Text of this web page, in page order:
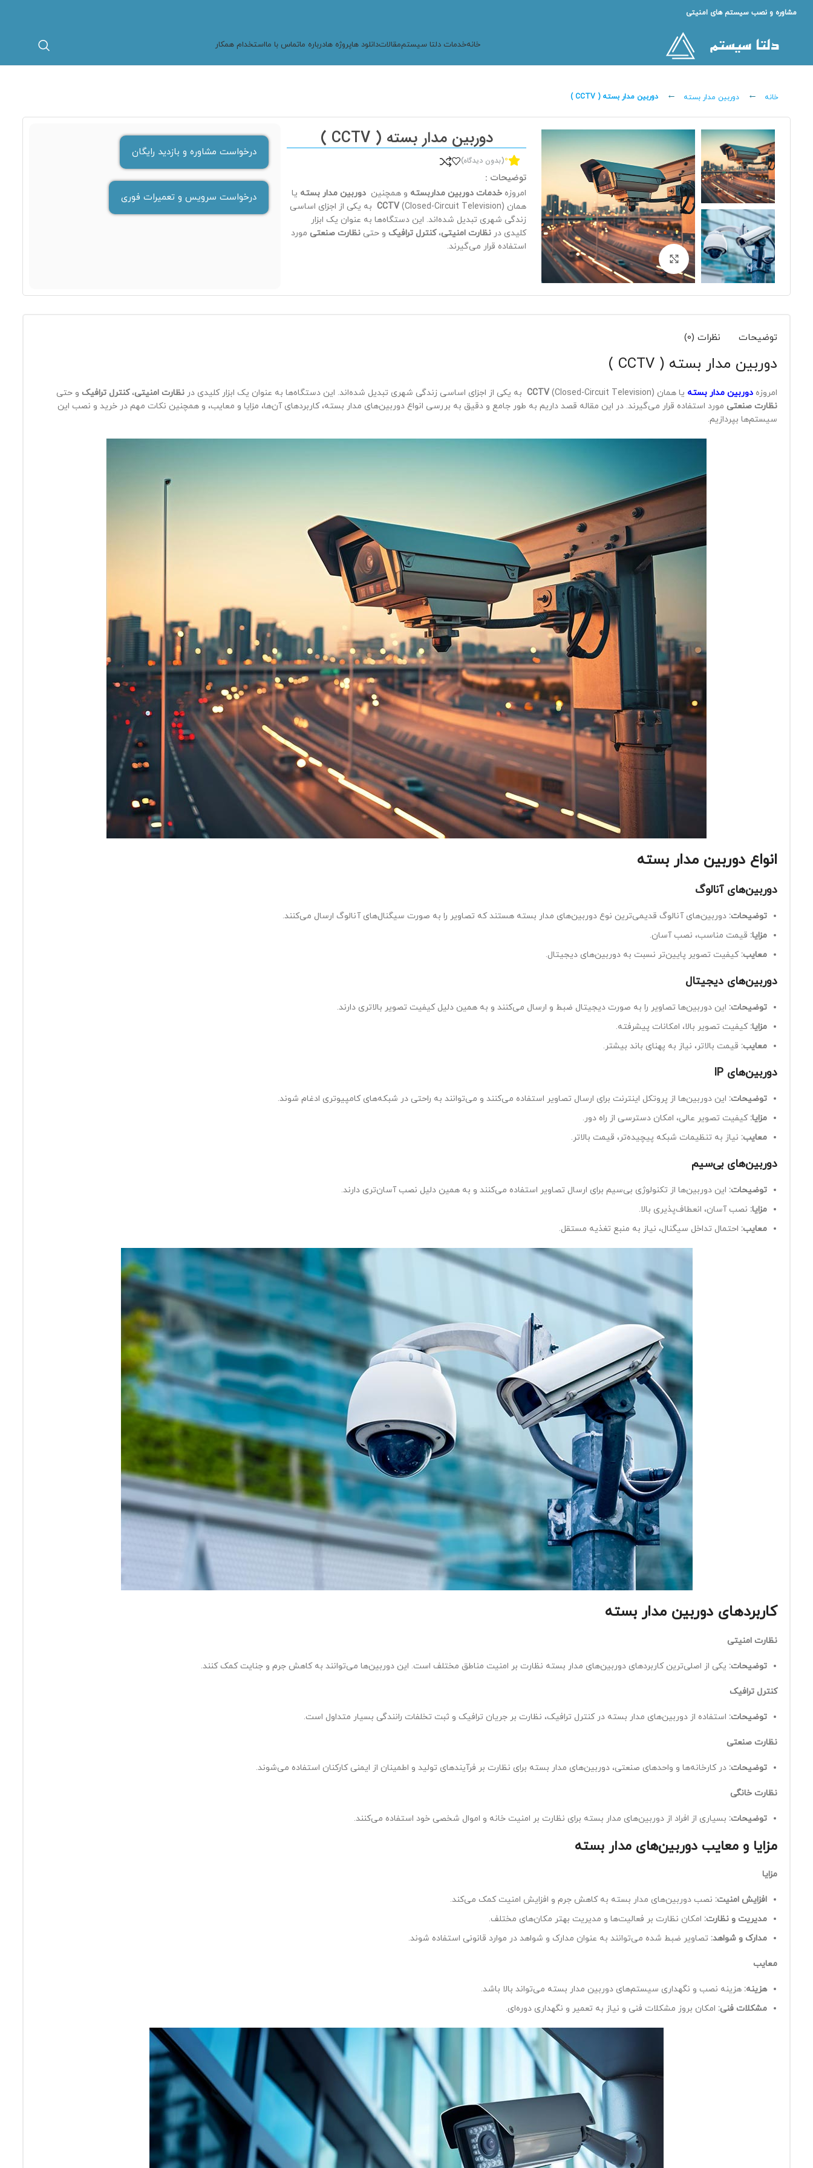
مشاوره و نصب سیستم های امنیتی
خانهخدمات دلتا سیستممقالاتدانلود هاپروژه هادرباره ماتماس با مااستخدام همکار
خانه دوربین مدار بسته دوربین مدار بسته ( CCTV )
برای بزرگنمایی کلیک کنید
دوربین مدار بسته ( CCTV )
0(بدون دیدگاه)
توضیحات :
امروزه خدمات دوربین مداربسته و همچنین دوربین‌ مدار بسته یا
همان
CCTV (Closed-Circuit Television) به یکی از اجزای اساسی
زندگی شهری تبدیل شده‌اند. این دستگاه‌ها به عنوان یک ابزار
کلیدی در نظارت امنیتی،کنترل ترافیک و حتی نظارت صنعتی مورد
استفاده قرار می‌گیرند.
درخواست مشاوره و بازدید رایگان
درخواست سرویس و تعمیرات فوری
توضیحات نظرات (0)
دوربین مدار بسته ( CCTV )
امروزه دوربین‌ مدار بسته یا همان CCTV (Closed-Circuit Television) به یکی از اجزای اساسی زندگی شهری تبدیل شده‌اند. این دستگاه‌ها به عنوان یک ابزار کلیدی در نظارت امنیتی،کنترل ترافیک و حتی
نظارت صنعتی مورد استفاده قرار می‌گیرند. در این مقاله قصد داریم به طور جامع و دقیق به بررسی انواع دوربین‌های مدار بسته، کاربردهای آن‌ها، مزایا و معایب، و همچنین نکات مهم در خرید و نصب این
سیستم‌ها بپردازیم.
انواع دوربین‌ مدار بسته
دوربین‌های آنالوگ
توضیحات: دوربین‌های آنالوگ قدیمی‌ترین نوع دوربین‌های مدار بسته هستند که تصاویر را به صورت سیگنال‌های آنالوگ ارسال می‌کنند.
مزایا: قیمت مناسب، نصب آسان.
معایب: کیفیت تصویر پایین‌تر نسبت به دوربین‌های دیجیتال.
دوربین‌های دیجیتال
توضیحات: این دوربین‌ها تصاویر را به صورت دیجیتال ضبط و ارسال می‌کنند و به همین دلیل کیفیت تصویر بالاتری دارند.
مزایا: کیفیت تصویر بالا، امکانات پیشرفته.
معایب: قیمت بالاتر، نیاز به پهنای باند بیشتر.
دوربین‌های
توضیحات: این دوربین‌ها از پروتکل اینترنت برای ارسال تصاویر استفاده می‌کنند و می‌توانند به راحتی در شبکه‌های کامپیوتری ادغام شوند.
مزایا: کیفیت تصویر عالی، امکان دسترسی از راه دور.
معایب: نیاز به تنظیمات شبکه پیچیده‌تر، قیمت بالاتر.
دوربین‌های بی‌سیم
توضیحات: این دوربین‌ها از تکنولوژی بی‌سیم برای ارسال تصاویر استفاده می‌کنند و به همین دلیل نصب آسان‌تری دارند.
مزایا: نصب آسان، انعطاف‌پذیری بالا.
معایب: احتمال تداخل سیگنال، نیاز به منبع تغذیه مستقل.
کاربردهای دوربین‌ مدار بسته
نظارت امنیتی
توضیحات: یکی از اصلی‌ترین کاربردهای دوربین‌های مدار بسته نظارت بر امنیت مناطق مختلف است. این دوربین‌ها می‌توانند به کاهش جرم و جنایت کمک کنند.
کنترل ترافیک
توضیحات: استفاده از دوربین‌های مدار بسته در کنترل ترافیک، نظارت بر جریان ترافیک و ثبت تخلفات رانندگی بسیار متداول است.
نظارت صنعتی
توضیحات: در کارخانه‌ها و واحدهای صنعتی، دوربین‌های مدار بسته برای نظارت بر فرآیندهای تولید و اطمینان از ایمنی کارکنان استفاده می‌شوند.
نظارت خانگی
توضیحات: بسیاری از افراد از دوربین‌های مدار بسته برای نظارت بر امنیت خانه و اموال شخصی خود استفاده می‌کنند.
مزایا و معایب دوربین‌های مدار بسته
مزایا
افزایش امنیت: نصب دوربین‌های مدار بسته به کاهش جرم و افزایش امنیت کمک می‌کند.
مدیریت و نظارت: امکان نظارت بر فعالیت‌ها و مدیریت بهتر مکان‌های مختلف.
مدارک و شواهد: تصاویر ضبط شده می‌توانند به عنوان مدارک و شواهد در موارد قانونی استفاده شوند.
معایب
هزینه: هزینه نصب و نگهداری سیستم‌های دوربین مدار بسته می‌تواند بالا باشد.
مشکلات فنی: امکان بروز مشکلات فنی و نیاز به تعمیر و نگهداری دوره‌ای.